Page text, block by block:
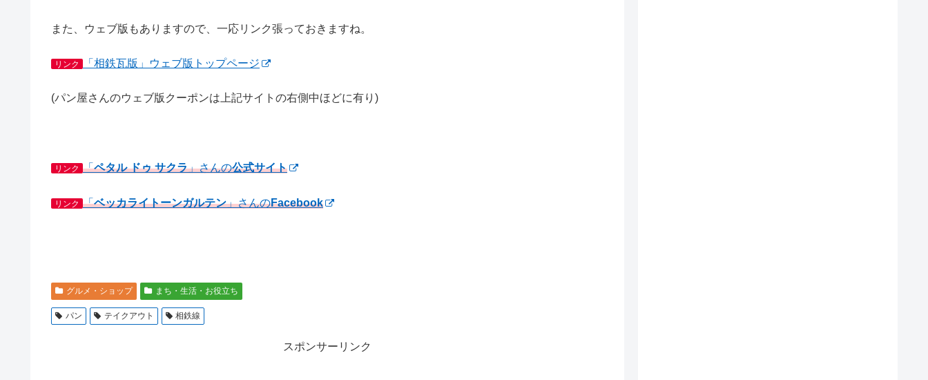
また、ウェブ版もありますので、一応リンク張っておきますね。
リンク 「相鉄瓦版」ウェブ版トップページ
(パン屋さんのウェブ版クーポンは上記サイトの右側中ほどに有り)
リンク 「ペタル ドゥ サクラ」さんの公式サイト
リンク 「ベッカライトーンガルテン」さんのFacebook
グルメ・ショップ まち・生活・お役立ち
パン テイクアウト 相鉄線
スポンサーリンク